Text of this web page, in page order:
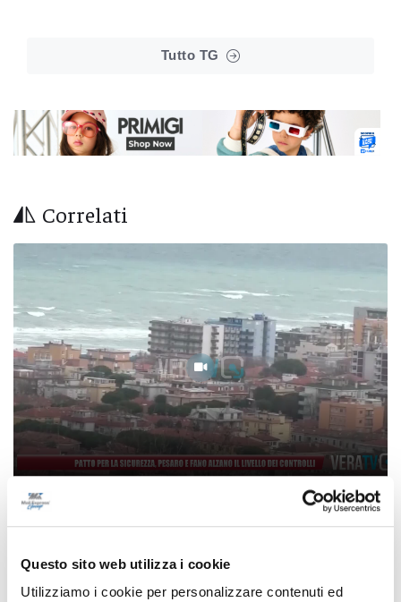
Questo sito web utilizza i cookie
Utilizziamo i cookie per personalizzare contenuti ed
Tutto TG
Correlati
Patto per la sicurezza, Pesaro e Fano alzano il
08/08/2026